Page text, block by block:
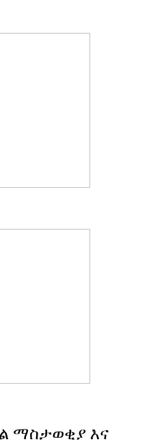
ማስታወቂያ እና